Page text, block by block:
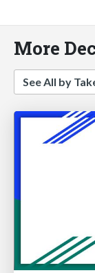
More
See All by